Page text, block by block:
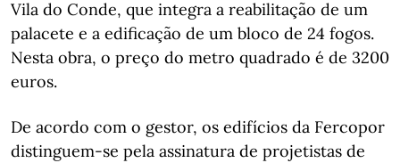
Vila do Conde, que integra a reabilitação de um
palacete e a edificação de um bloco de 24 fogos.
Nesta obra, o preço do metro quadrado é de 3200
euros.
De acordo com o gestor, os edifícios da Fercopor
distinguem-se pela assinatura de projetistas de